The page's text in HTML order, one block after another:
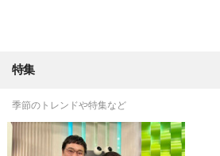
特集
季節のトレンドや特集など